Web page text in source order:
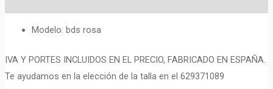
Modelo: bds rosa
IVA Y PORTES INCLUIDOS EN EL PRECIO, FABRICADO EN ESPAÑA.
Te ayudamos en la elección de la talla en el 629371089